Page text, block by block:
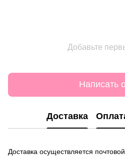
Добавьте
Написать
Доставка
Доставка осуществляется